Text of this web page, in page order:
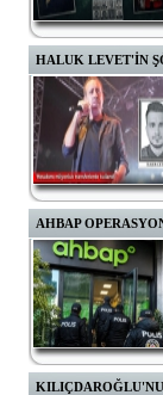
götürüldüler.
HALUK LEVET'İN
talimatların WhatsApp
milyon liralık
alındığını beyan etti.
AHBAP
netleşti.